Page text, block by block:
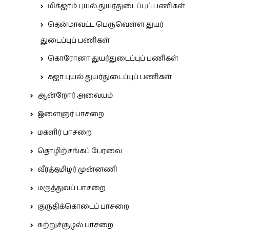
மிக்ஜாம் புயல் துயர்துடைப்புப் பணிகள்
தென்மாவட்ட பெருவெள்ள துயர்
துடைப்புப் பணிகள்
கொரோனா துயர்துடைப்புப் பணிகள்
கஜா புயல் துயர்துடைப்புப் பணிகள்
ஆன்றோர் அவையம்
இளைஞர் பாசறை
மகளிர் பாசறை
தொழிற்சங்கப் பேரவை
வீரத்தமிழர் முன்னணி
மருத்துவப் பாசறை
குருதிக்கொடைப் பாசறை
சுற்றுச்சூழல் பாசறை